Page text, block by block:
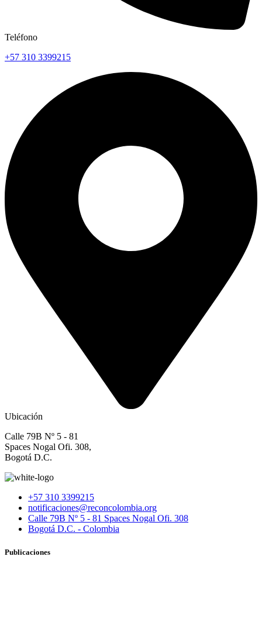
Teléfono
+57 310 3399215
Ubicación
Calle 79B Nº 5 - 81
Spaces Nogal Ofi. 308,
Bogotá D.C.
+57 310 3399215
notificaciones@reconcolombia.org
Calle 79B Nº 5 - 81 Spaces Nogal Ofi. 308
Bogotá D.C. - Colombia
Publicaciones